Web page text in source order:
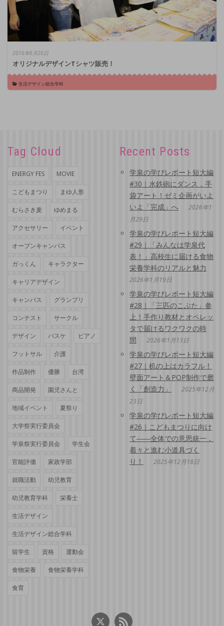
2016年6月20日
オリジナルデザインTシャツ販売！
生活デザイン総合学科
Tag Cloud
ENERGY FES MOVIE
こどもまつり まゆ人形
むらさき麦 ゆめまる
アクセサリー イベント
オープンキャンパス
ガっくん キャラクター
キャリアデザイン
キャンパス グランプリ
コンテスト サークル
デザイン バスケ ピアノ
フットサル 介護
作品制作 優勝 台湾
商品開発 園児さんと
地域イベント 夏祭り
大学祭実行委員会
学泉祭実行委員会 学生会
官能評価 家政学部
就職活動 幼児教育
幼児教育学科 栄養士
生活デザイン
生活デザイン総合学科
留学生 資格 運動会
食物栄養 食物栄養学科
食育
Recent Posts
学泉の学びレポート短大編
#30｜水鉄砲にダンス，手
袋アート！ゼミ企画がいよ
いよ「完成」へ
2026年1
月29日
学泉の学びレポート短大編
#29｜「みんなは学泉代
表！」高校生に届ける食物
栄養学科のリアルと魅力
2026年1月19日
学泉の学びレポート短大編
#28｜「三匹のこぶた」参
上！手作り教材とオペレッ
タで届けるワクワクの時
間
2026年1月13日
学泉の学びレポート短大編
#27｜机の上はカラフル！
壁面アート＆POP制作で磨
く「創造力」
2025年12月
23日
学泉の学びレポート短大編
#26｜こどもまつりに向け
て――全体での意思統一，
着々と進む小道具づく
り！
2025年12月18日